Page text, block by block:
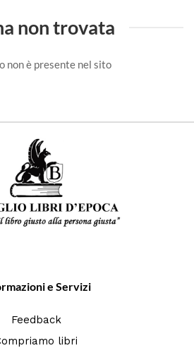
non trovata
non è presente nel sito
e Servizi
Feedback
libri